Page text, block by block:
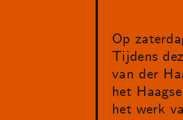
Op
Tijdens
van der
het
het werk